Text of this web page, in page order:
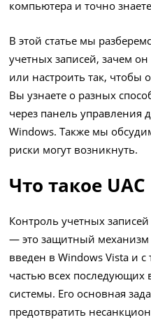
компьютера и точно
В этой статье мы
учетных записей, зачем
или настроить так, чтобы
Вы узнаете о разных
через панель управления
Windows. Также мы
риски могут возникнуть.
Что такое
Контроль учетных
— это защитный механизм
введен в Windows Vista и
частью всех последующих
системы. Его основная
предотвратить